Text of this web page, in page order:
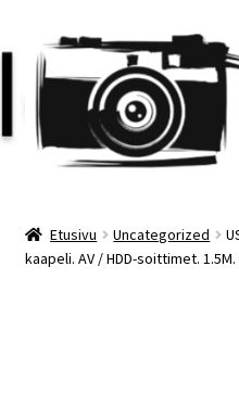
Siirry
navigointiin
Siirry
sisältöön
Maksu
Etusivu Uncategorized
kaapeli. AV / HDD-soittimet. 1.5M.